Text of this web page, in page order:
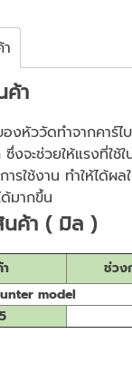
า
งหัววัดทำจากคาร์ไ
งจะช่วยให้แรงที่ใช้
รใช้งาน ทำให้ได้ผล
ด้มากขึ้น
นค้า ( มิล )
ช่วง
model